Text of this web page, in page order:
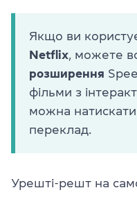
Якщо ви
Netflix, можете
розширення
фільми з
можна натискати
переклад.
Урешті-решт на